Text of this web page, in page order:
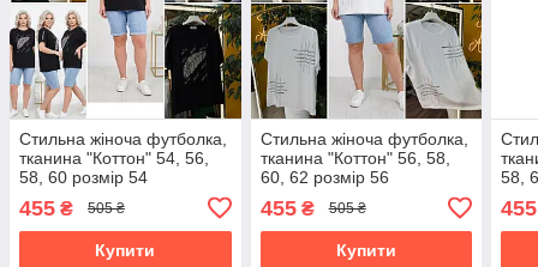
Стильна жіноча футболка,
тканина "Коттон" 54, 56,
58, 60 розмір 54
455 ₴ 505 ₴
Купити
Стильна жіноча футболка,
тканина "Коттон" 56, 58,
60, 62 розмір 56
455₴ 505 ₴
Купити
58,
455